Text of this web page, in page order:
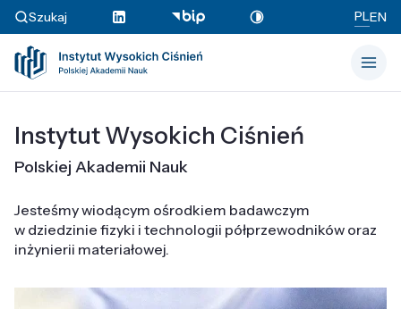
Szukaj PLEN
Instytut Wysokich Ciśnień
Polskiej Akademii Nauk
Jesteśmy wiodącym ośrodkiem badawczym
w dziedzinie fizyki i technologii półprzewodników oraz
inżynierii materiałowej.